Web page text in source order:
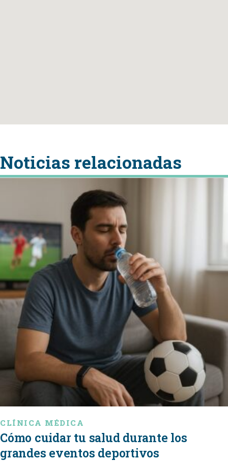
Noticias relacionadas
CLÍNICA MÉDICA
Cómo cuidar tu salud durante los
grandes eventos deportivos